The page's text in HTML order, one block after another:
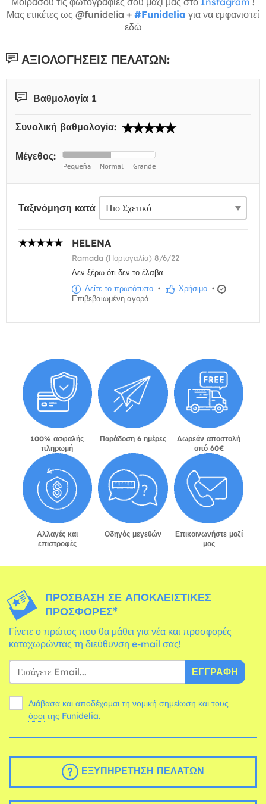
Μας ετικέτες ως @funidelia + #Funidelia για να εμφανιστεί
εδώ
ΑΞΙΟΛΟΓΉΣΕΙΣ ΠΕΛΑΤΏΝ:
Βαθμολογία 1
Συνολική βαθμολογία:
Μέγεθος:
Ταξινόμηση κατά
HELENA
Ramada (Πορτογαλία) 8/6/22
Δεν ξέρω ότι δεν το έλαβα
Δείτε το πρωτότυπο • Χρήσιμο •
Επιβεβαιωμένη αγορά
100% ασφαλής
πληρωμή
Παράδοση 6 ημέρες
Δωρεάν αποστολή
από 60€
Αλλαγές και
επιστροφές
Οδηγός μεγεθών
Επικοινωνήστε μαζί
μας
ΠΡΌΣΒΑΣΗ ΣΕ ΑΠΟΚΛΕΙΣΤΙΚΈΣ
ΠΡΟΣΦΟΡΈΣ*
Γίνετε ο πρώτος που θα μάθει για νέα και προσφορές
καταχωρώντας τη διεύθυνση e-mail σας!
ΕΓΓΡΑΦΉ
Διάβασα και αποδέχομαι τη νομική σημείωση και τους
όροι της Funidelia.
ΕΞΥΠΗΡΈΤΗΣΗ ΠΕΛΑΤΏΝ